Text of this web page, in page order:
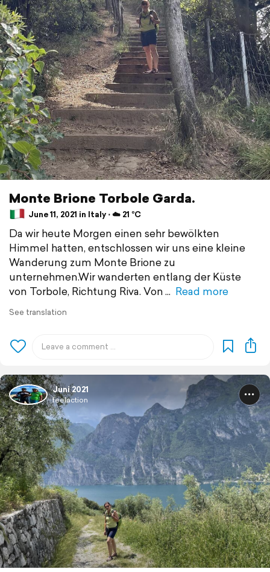
Monte Brione Torbole Garda.
June 11, 2021 in Italy ⋅ ☁️ 21 °C
Da wir heute Morgen einen sehr bewölkten
Himmel hatten, entschlossen wir uns eine kleine
Wanderung zum Monte Brione zu
unternehmen.Wir wanderten entlang der Küste
von Torbole, Richtung Riva. Von
Read more
See translation
Juni 2021
feelaction